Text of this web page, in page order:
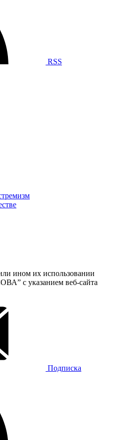
RSS
ином их использовании
с указанием веб-сайта
Подписка